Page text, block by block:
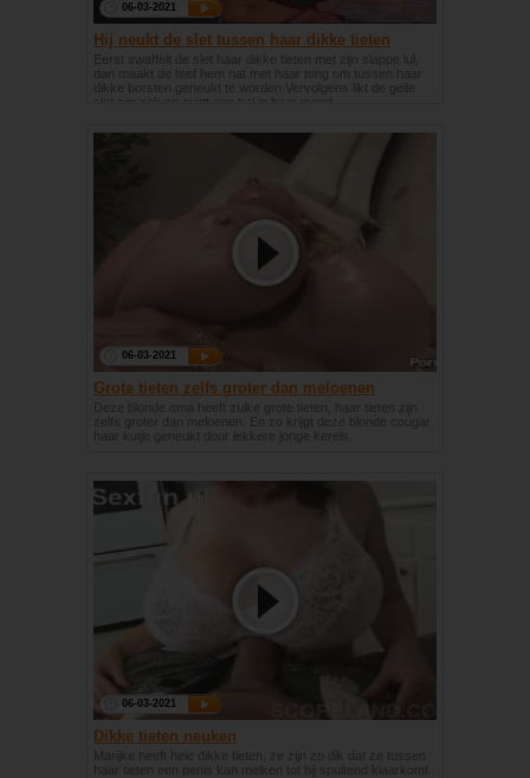
06-03-2021
Hij neukt de slet tussen haar dikke tieten
Eerst swaffelt de slet haar dikke tieten met zijn slappe lul,
dan maakt de teef hem nat met haar tong om tussen haar
06-03-2021
Grote tieten zelfs groter dan meloenen
Deze blonde oma heeft zulke grote tieten, haar tieten zijn
zelfs groter dan meloenen. En zo krijgt deze blonde cougar
haar kutje geneukt door lekkere jonge kerels.
06-03-2021
Dikke tieten neuken
Marijke heeft hele dikke tieten, ze zijn zo dik dat ze tussen
haar tieten een penis kan melken tot hij spuitend klaarkomt.